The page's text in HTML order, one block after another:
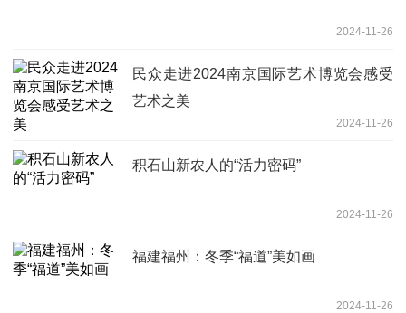
2024-11-26
民众走进2024南京国际艺术博览会感受
艺术之美
2024-11-26
积石山新农人的“活力密码”
2024-11-26
福建福州：冬季“福道”美如画
2024-11-26